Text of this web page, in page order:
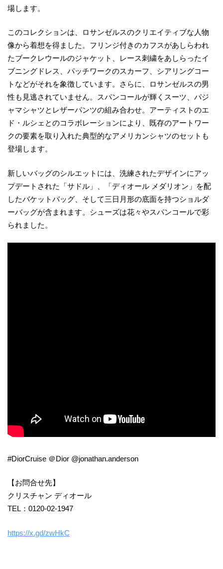
場します。
このコレクションは、ロサンゼルスのクリエイティブな人物
像から着想を得ました。フリンジ付きのカフスがあしらわれ
たブークレウールのジャケット、レース刺繍をあしらったイ
ブニングドレス、パッチワークのスカーフ、シアリングコー
トなどがそれを象徴しています。さらに、ロサンゼルスの男
性も見逃されていません。スパンコールが輝くスーツ、パジ
ャマシャツとレザーパンツの組み合わせ。アーティストのエ
ド・ルシェとのコラボレーションにより、既存のアートワー
クの要素を取り入れた典型的なアメリカンシャツのセットも
登場します。
新しいバッグのシルエットには、洗練されたデザインにアッ
プデートされた「サドル」、「ディオール メダリオン」を配
したバケットバッグ、そして三日月形の底面を持つショルダ
ーバッグが含まれます。シューズは花々やスパンコールで彩
られました。
#DiorCruise ＠Dior @jonathan.anderson
【お問合せ先】
クリスチャン ディオール
TEL：0120-02-1947
https://x.gd/zwHkC